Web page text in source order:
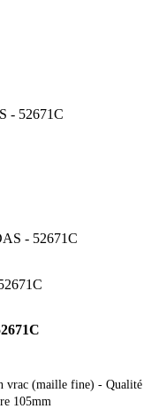
- 52671C
vrac (maille fine) - Qualité
105mm